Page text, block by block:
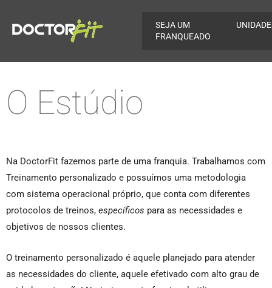
SEJA UM
FRANQUEADO
O Estúdio
Na DoctorFit fazemos parte de uma franquia. Trabalhamos com
Treinamento personalizado e possuímos uma metodologia
com sistema operacional próprio, que conta com diferentes
protocolos de treinos, específicos para as necessidades e
objetivos de nossos clientes.
O treinamento personalizado é aquele planejado para atender
as necessidades do cliente, aquele efetivado com alto grau de